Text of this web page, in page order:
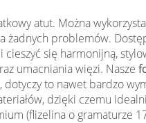
atut. Można
żadnych problemów.
się harmonijną,
umacniania więzi. Nasze
to nawet bardzo
dzięki czemu
(flizelina o gramaturze